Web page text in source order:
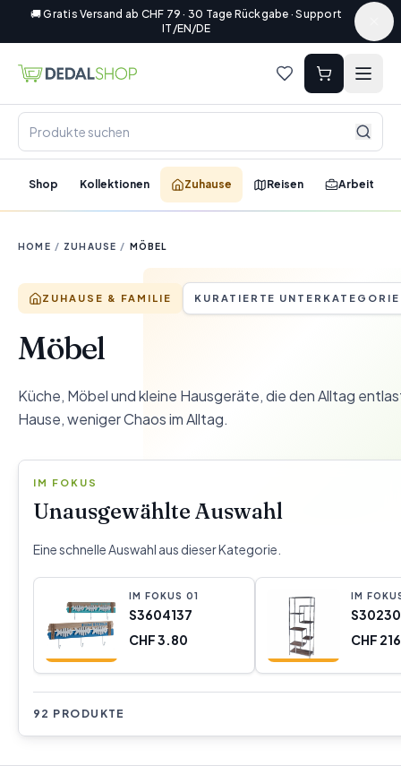
🚚 Gratis Versand ab CHF 79 · 30 Tage Rückgabe · Support
IT/EN/DE
Shop Kollektionen Zuhause Reisen Arbeit
HOME / ZUHAUSE / MÖBEL
ZUHAUSE & FAMILIE KURATIERTE UNTERKATEGORIE
Möbel
Küche, Möbel und kleine Hausgeräte, die den Alltag
Hause, weniger Chaos im Alltag.
IM FOKUS
Unausgewählte Auswahl
Eine schnelle Auswahl aus dieser Kategorie.
IM FOKUS 01
S3604137
CHF 3.80
IM
CHF
92 PRODUKTE